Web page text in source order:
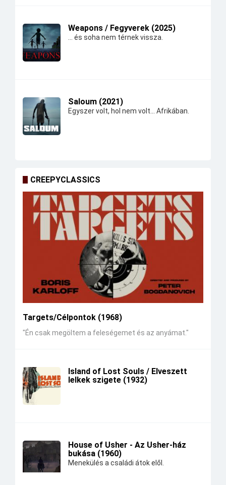
Weapons / Fegyverek (2025)
... és soha nem térnek vissza.
Saloum (2021)
Egyszer volt, hol nem volt... Afrikában.
CREEPYCLASSICS
Targets/Célpontok (1968)
"Én csak megöltem a feleségemet és az anyámat."
Island of Lost Souls / Elveszett
lelkek szigete (1932)
House of Usher - Az Usher-ház
bukása (1960)
Menekülés a családi átok elől.